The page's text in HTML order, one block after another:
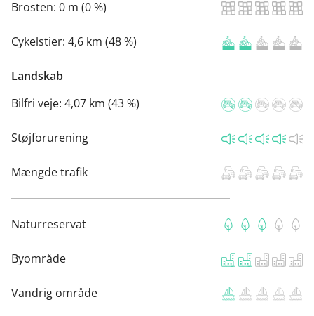
Brosten: 0 m (0 %)
Cykelstier: 4,6 km (48 %)
Landskab
Bilfri veje: 4,07 km (43 %)
Støjforurening
Mængde trafik
Naturreservat
Byområde
Vandrig område